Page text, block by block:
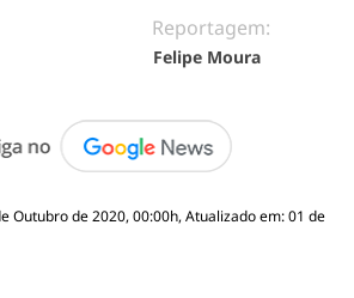
Reportagem:
Felipe Moura
Outubro de 2020, 00:00h, Atualizado em: 01 de